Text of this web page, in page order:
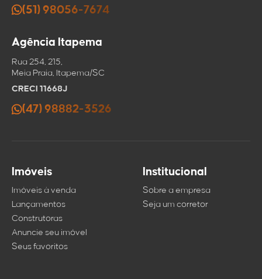
(51) 98056-7674
Agência Itapema
Rua 254, 215,
Meia Praia, Itapema/SC
CRECI 11668J
(47) 98882-3526
Imóveis
Imóveis à venda
Lançamentos
Construtoras
Anuncie seu imóvel
Seus favoritos
Institucional
Sobre a empresa
Seja um corretor